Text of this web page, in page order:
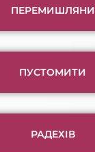
ПЕРЕМИШЛЯНИ
ПУСТОМИТИ
РАДЕХІВ